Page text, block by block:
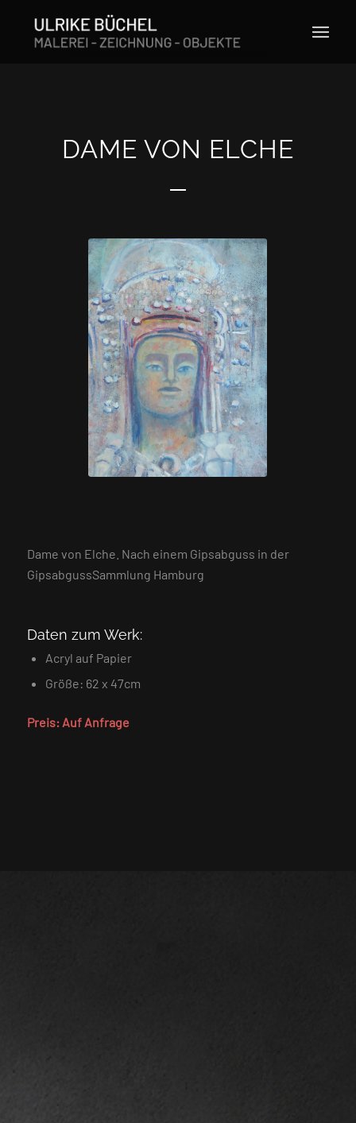
DAME VON ELCHE
Dame von Elche. Nach einem Gipsabguss in der
GipsabgussSammlung Hamburg
Daten zum Werk:
Acryl auf Papier
Größe: 62 x 47cm
Preis: Auf Anfrage